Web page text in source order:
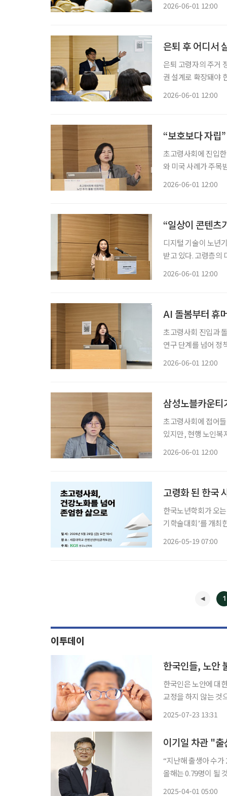
2026-06-01 12:00
은퇴 후 어디서
은퇴 고령자의 주거
권 설계로 확장돼야
2026-06-01 12:00
“보호보다 자립
초고령사회에 진입
와 미국 사례가 주목
2026-06-01 12:00
“일상이 콘텐츠
디지털 기술이 노년
받고 있다. 고령층의
2026-06-01 12:00
AI 돌봄부터 휴
초고령사회 진입과
연구 단계를 넘어 정
2026-06-01 12:00
삼성노블카운
초고령사회에 접어
있지만, 현행 노인복
2026-06-01 12:00
고령화 된 한국
한국노년학회가 오
기학술대회’를 개최
2026-05-19 07:00
1
이투데이
한국인은 노안에 대
교정을 하지 않는 것
2025-07-23 13:31
“지난해 출생아 수
올해는 0.79명이 될 것이란
2025-04-01 05:00